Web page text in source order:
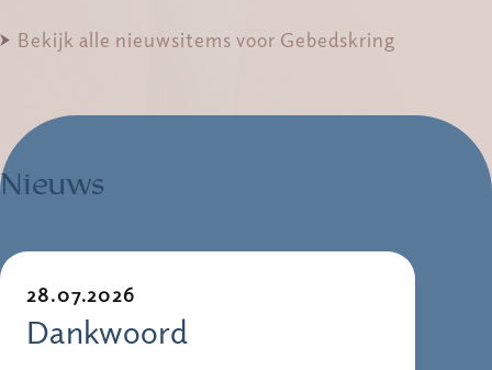
Bekijk alle nieuwsitems voor Gebedskring
Nieuws
28.07.2026
Dankwoord